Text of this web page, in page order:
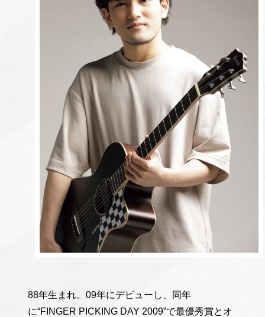
88年生まれ。09年にデビューし、同年
に“FINGER PICKING DAY 2009”で最優秀賞とオ